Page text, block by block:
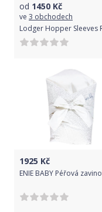
od 1450 Kč
ve 3 obchodech
1925 Kč